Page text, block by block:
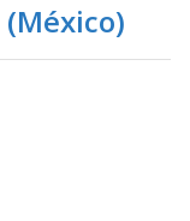
(México)